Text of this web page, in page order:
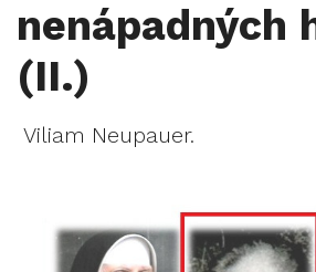
nenápadných
(II.)
Viliam Neupauer.